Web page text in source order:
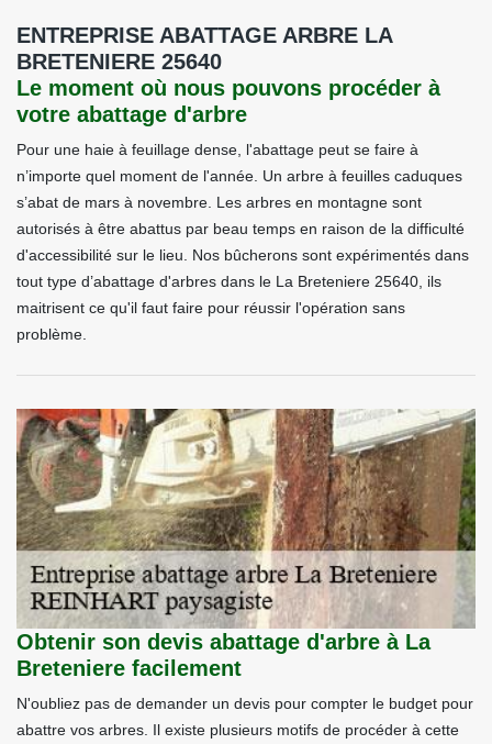
ENTREPRISE ABATTAGE ARBRE LA
BRETENIERE 25640
Le moment où nous pouvons procéder à
votre abattage d'arbre
Pour une haie à feuillage dense, l'abattage peut se faire à
n’importe quel moment de l'année. Un arbre à feuilles caduques
s’abat de mars à novembre. Les arbres en montagne sont
autorisés à être abattus par beau temps en raison de la difficulté
d'accessibilité sur le lieu. Nos bûcherons sont expérimentés dans
tout type d’abattage d'arbres dans le La Breteniere 25640, ils
maitrisent ce qu'il faut faire pour réussir l'opération sans
problème.
Obtenir son devis abattage d'arbre à La
Breteniere facilement
N'oubliez pas de demander un devis pour compter le budget pour
abattre vos arbres. Il existe plusieurs motifs de procéder à cette